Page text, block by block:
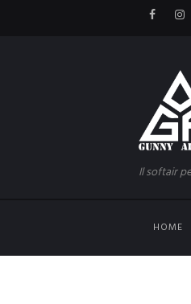
Il softair
HOME